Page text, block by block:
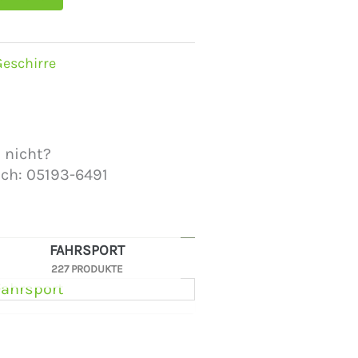
nicht?
05193-6491
FAHRSPORT
227 PRODUKTE